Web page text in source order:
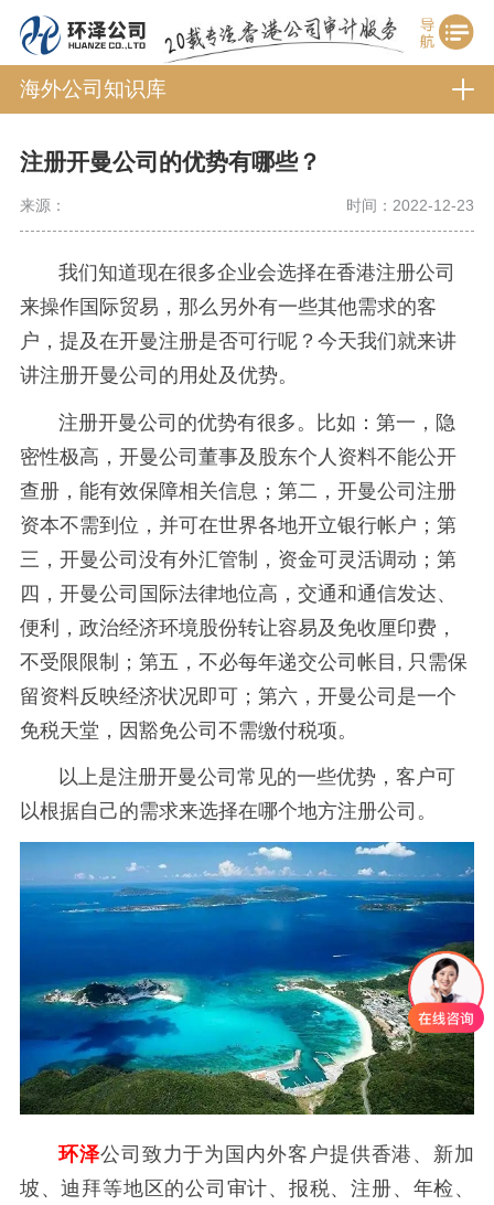
海外公司知识库
注册开曼公司的优势有哪些？
来源： 时间：2022-12-23
我们知道现在很多企业会选择在香港注册公司
来操作国际贸易，那么另外有一些其他需求的客
户，提及在开曼注册是否可行呢？今天我们就来讲
讲注册开曼公司的用处及优势。
注册开曼公司的优势有很多。比如：第一，隐
密性极高，开曼公司董事及股东个人资料不能公开
查册，能有效保障相关信息；第二，开曼公司注册
资本不需到位，并可在世界各地开立银行帐户；第
三，开曼公司没有外汇管制，资金可灵活调动；第
四，开曼公司国际法律地位高，交通和通信发达、
便利，政治经济环境股份转让容易及免收厘印费，
不受限限制；第五，不必每年递交公司帐目, 只需保
留资料反映经济状况即可；第六，开曼公司是一个
免税天堂，因豁免公司不需缴付税项。
以上是注册开曼公司常见的一些优势，客户可
以根据自己的需求来选择在哪个地方注册公司。
环泽公司致力于为国内外客户提供香港、新加
坡、迪拜等地区的公司审计、报税、注册、年检、